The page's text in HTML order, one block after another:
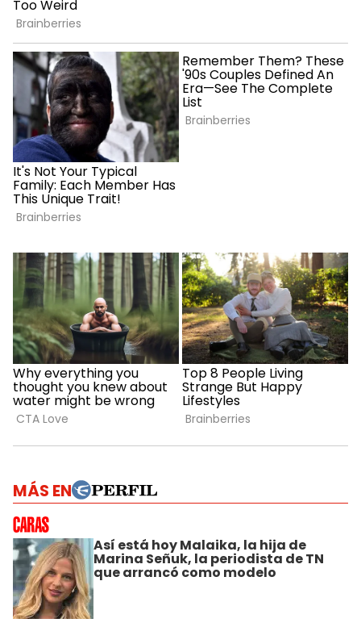
MÁS EN
Así está hoy Malaika, la hija de
Marina Señuk, la periodista de TN
que arrancó como modelo